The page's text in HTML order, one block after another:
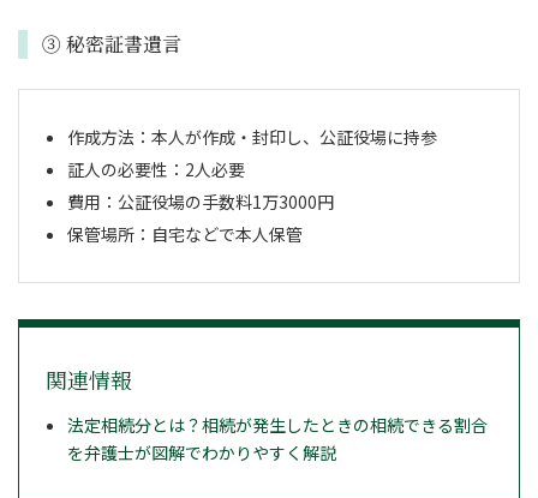
③ 秘密証書遺言
作成方法：本人が作成・封印し、公証役場に持参
証人の必要性：2人必要
費用：公証役場の手数料1万3000円
保管場所：自宅などで本人保管
関連情報
法定相続分とは？相続が発生したときの相続できる割合
を弁護士が図解でわかりやすく解説